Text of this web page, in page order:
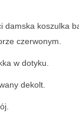
damska koszulka
czerwonym.
w dotyku.
dekolt.